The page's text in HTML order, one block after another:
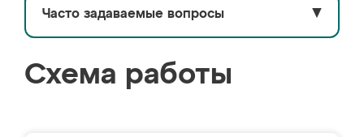
Часто задаваемые вопросы ▼
Схема работы